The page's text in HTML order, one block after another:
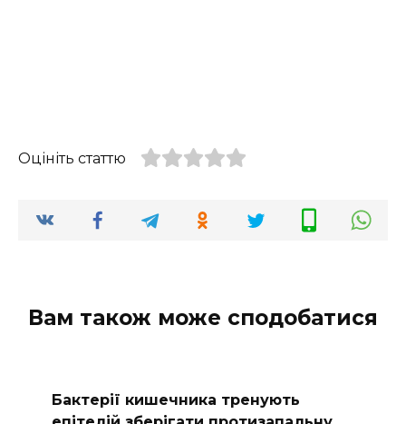
Оцініть статтю
Вам також може сподобатися
Бактерії кишечника тренують